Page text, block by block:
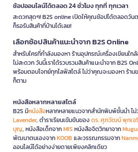
ช้อปออนไลน์ได้ตลอด 24 ชั่วโมง ทุกที่ ทุกเวลา
สะดวกสุดๆ! B2S online เปิดให้คุณช้อปได้ตลอดวัน
ก็รอรับสินค้าที่บ้านได้เลย!
เลือกช้อปสินค้าแนะนำจาก B2S Online
สำหรับใครที่กำลังมองหา ร้านอุปกรณ์เครื่องเขียนใก
ไม่สะดวก วันนี้เราได้รวบรวมสินค้าแนะนำจาก B2S
พร้อมตอบโจทย์ทุกไลฟ์สไตล์ ไม่ว่าคุณจะมองหา ร้า
ก็ตาม
หนังสือหลากหลายสไตล์
B2S มีหนังสือหลากหลายแนวจากสำนักพิมพ์ชั้นนำ ไ
Lavender, ตำราเรียนเข้มข้นของดร. ศุภวัฒน์ พุกเ
บุญ, หนังสือเด็กจากMIS หนังสือจิตวิทยาจาก
พัฒนาตนเองจากKOOB และวรรณกรรมจาก
ออนไลน์ได้อย่างง่ายดายเพียงคลิกเดียว